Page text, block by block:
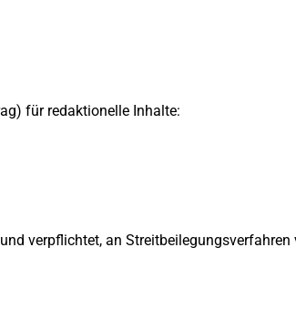
für redaktionelle Inhalte:
verpflichtet, an